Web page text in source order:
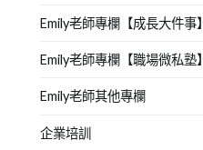
Emily老師專欄【成長大件事】
Emily老師專欄【職場微私塾】
Emily老師其他專欄
企業培訓